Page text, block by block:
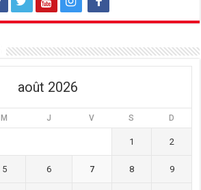
août 2026
M J V S D
1 2
5 6 7 8 9